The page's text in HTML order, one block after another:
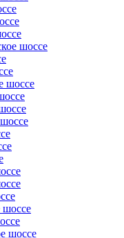
шоссе
шоссе
шоссе
шоссе